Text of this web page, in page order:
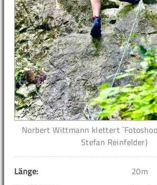
Norbert Wittmann klettert
Stefan Reinfelder)
Länge:
20m